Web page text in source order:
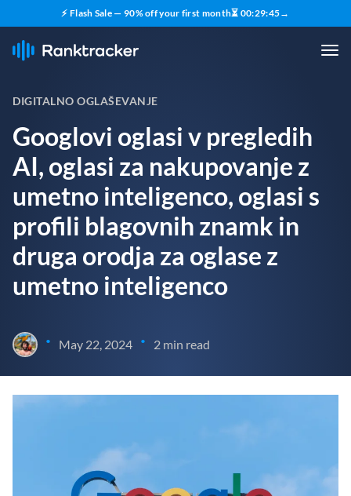
⚡ Flash Sale — 90% off your first month⏳ 00:29:43→
DIGITALNO OGLAŠEVANJE
Googlovi oglasi v pregledih
AI, oglasi za nakupovanje z
umetno inteligenco, oglasi s
profili blagovnih znamk in
druga orodja za oglase z
umetno inteligenco
• May 22, 2024 • 2 min read